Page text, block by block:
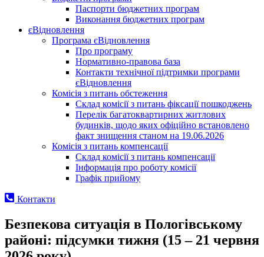
Паспорти бюджетних програм
Виконання бюджетних програм
єВідновлення
Програма єВідновлення
Про програму
Нормативно-правова база
Контакти технічної підтримки програми
єВідновлення
Комісія з питань обстеження
Склад комісії з питань фіксації пошкоджень
Перелік багатоквартирних житлових
будинків, щодо яких офіційно встановлено
факт знищення станом на 19.06.2026
Комісія з питань компенсації
Склад комісії з питань компенсації
Інформація про роботу комісії
Графік прийому
Контакти
Безпекова ситуація в Пологівському
районі: підсумки тижня (15 – 21 червня